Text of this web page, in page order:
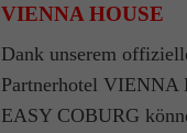
VIENNA HOUSE
Dank unserem
Partnerhotel VIENNA
EASY COBURG